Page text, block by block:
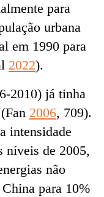
para
urbana
em 1990 para
2022).
2010) já tinha
2006, 709).
intensidade
níveis de 2005,
não
para 10%